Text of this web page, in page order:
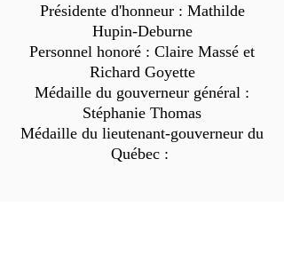
Présidente d'honneur : Mathilde
Hupin-Deburne
Personnel honoré : Claire Massé et
Richard Goyette
Médaille du gouverneur général :
Stéphanie Thomas
Médaille du lieutenant-gouverneur du
Québec :